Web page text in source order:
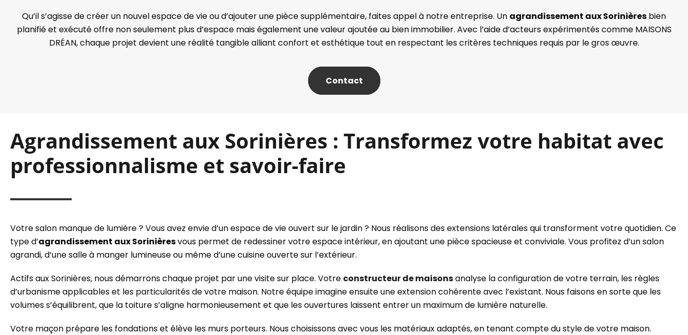
Qu’il s’agisse de créer un nouvel espace de vie ou d’ajouter une pièce supplémentaire, faites appel à notre entreprise. Un agrandissement aux Sorinières bien
planifié et exécuté offre non seulement plus d’espace mais également une valeur ajoutée au bien immobilier. Avec l’aide d’acteurs expérimentés comme MAISONS
DRÉAN, chaque projet devient une réalité tangible alliant confort et esthétique tout en respectant les critères techniques requis par le gros œuvre.
Contact
Agrandissement aux Sorinières : Transformez votre habitat avec
professionnalisme et savoir-faire
Votre salon manque de lumière ? Vous avez envie d’un espace de vie ouvert sur le jardin ? Nous réalisons des extensions latérales qui transforment votre quotidien. Ce
type d’agrandissement aux Sorinièresvous permet de redessiner votre espace intérieur, en ajoutant une pièce spacieuse et conviviale. Vous profitez d’un salon
agrandi, d’une salle à manger lumineuse ou même d’une cuisine ouverte sur l’extérieur.
Actifs aux Sorinières, nous démarrons chaque projet par une visite sur place. Votre constructeur de maisonsanalyse la configuration de votre terrain, les règles
d’urbanisme applicables et les particularités de votre maison. Notre équipe imagine ensuite une extension cohérente avec l’existant. Nous faisons en sorte que les
volumes s’équilibrent, que la toiture s’aligne harmonieusement et que les ouvertures laissent entrer un maximum de lumière naturelle.
Votre maçon prépare les fondations et élève les murs porteurs. Nous choisissons avec vous les matériaux adaptés, en tenant compte du style de votre maison.